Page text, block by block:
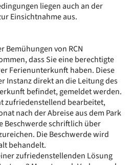
liegen auch an der
Einsichtnahme aus.
Bemühungen von RCN
dass Sie eine berechtigte
Ferienunterkunft haben. Diese
Instanz direkt an die Leitung des
befindet, gemeldet werden.
zufriedenstellend bearbeitet,
nach der Abreise aus dem Park
Beschwerde schriftlich über
Die Beschwerde wird
behandelt.
zufriedenstellenden Lösung